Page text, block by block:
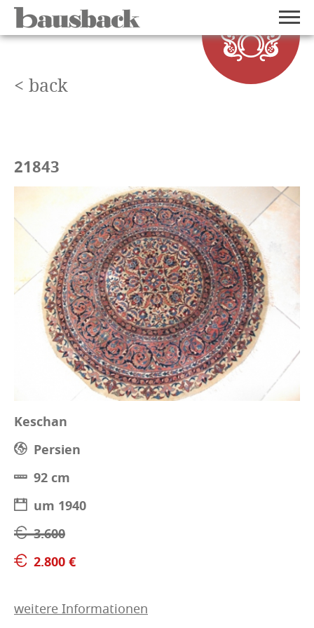
< back
21843
Keschan
Persien
92 cm
um 1940
3.600
2.800 €
weitere Informationen